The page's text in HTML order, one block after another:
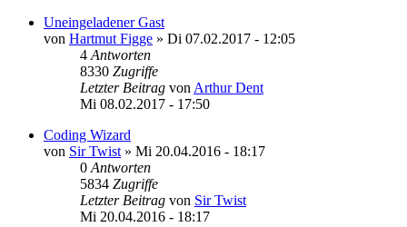
Uneingeladener Gast
von Hartmut Figge » Di 07.02.2017 - 12:05
4 Antworten
8330 Zugriffe
Letzter Beitrag von Arthur Dent
Mi 08.02.2017 - 17:50
Coding Wizard
von Sir Twist » Mi 20.04.2016 - 18:17
0 Antworten
5834 Zugriffe
Letzter Beitrag von Sir Twist
Mi 20.04.2016 - 18:17